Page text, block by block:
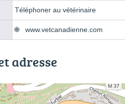
Téléphoner au vétérinaire
www.vetcanadienne.com
adresse